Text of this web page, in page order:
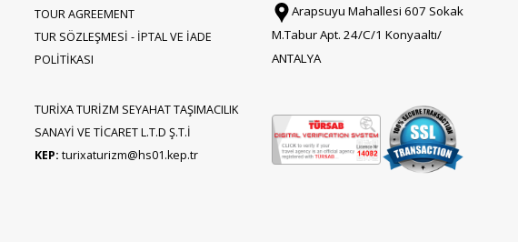
TOUR AGREEMENT
TUR SÖZLEŞMESİ - İPTAL VE İADE
POLİTİKASI
TURİXA TURİZM SEYAHAT TAŞIMACILIK
SANAYİ VE TİCARET L.T.D Ş.T.İ
KEP: turixaturizm@hs01.kep.tr
Arapsuyu Mahallesi 607 Sokak
M.Tabur Apt. 24/C/1 Konyaaltı/
ANTALYA